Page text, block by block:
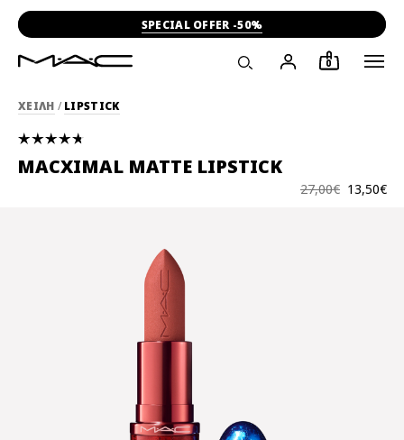
SPECIAL OFFER -50%
0
ΧΕΙΛΗ / LIPSTICK
MACXIMAL MATTE LIPSTICK
27,00€ 13,50€